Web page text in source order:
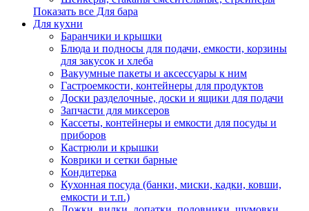
Показать все Для бара
Для кухни
Баранчики и крышки
Блюда и подносы для подачи, емкости, корзины
для закусок и хлеба
Вакуумные пакеты и аксессуары к ним
Гастроемкости, контейнеры для продуктов
Доски разделочные, доски и ящики для подачи
Запчасти для миксеров
Кассеты, контейнеры и емкости для посуды и
приборов
Кастрюли и крышки
Коврики и сетки барные
Кондитерка
Кухонная посуда (банки, миски, кадки, ковши,
емкости и т.п.)